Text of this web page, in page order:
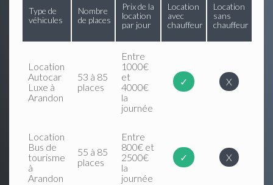
Type de
véhicules
Nombre
de places
Prix de la
location
par jour
Location
avec
chauffeur
Location
sans
chauffeur
Location
Autocar
Luxe à
Arandon
53 à 85
places
Entre
1000€
et
4000€
la
journée
✓ X
Location
Bus de
tourisme
à
Arandon
55 à 85
places
Entre
800€ et
2500€
la
journée
✓ X